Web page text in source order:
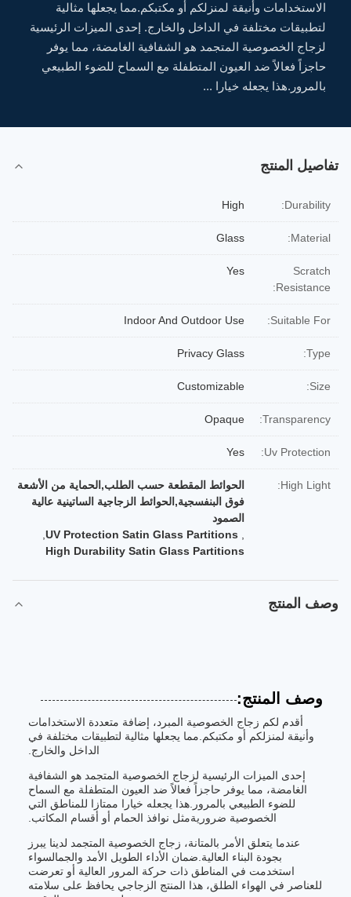
الاستخدامات وأنيقة لمنزلكم أو مكتبكم.مما يجعلها مثالية
لتطبيقات مختلفة في الداخل والخارج. إحدى الميزات الرئيسية
لزجاج الخصوصية المتجمد هو الشفافية الغامضة، مما يوفر
حاجزاً فعالاً ضد العيون المتطفلة مع السماح للضوء الطبيعي
بالمرور.هذا يجعله خيارا ...
تفاصيل المنتج
Durability:
High
Material:
Glass
Scratch
Resistance:
Yes
Suitable For:
Indoor And Outdoor Use
Type:
Privacy Glass
Size:
Customizable
Transparency:
Opaque
Uv Protection:
Yes
High Light:
الحوائط المقطعة حسب الطلب,الحماية من الأشعة
فوق البنفسجية,الحوائط الزجاجية الساتينية عالية
الصمود
UV Protection Satin Glass Partitions
High Durability Satin Glass Partitions
وصف المنتج
وصف المنتج:
أقدم لكم زجاج الخصوصية المبرد، إضافة متعددة الاستخدامات
وأنيقة لمنزلكم أو مكتبكم.مما يجعلها مثالية لتطبيقات مختلفة في
الداخل والخارج.
إحدى الميزات الرئيسية لزجاج الخصوصية المتجمد هو الشفافية
الغامضة، مما يوفر حاجزاً فعالاً ضد العيون المتطفلة مع السماح
للضوء الطبيعي بالمرور.هذا يجعله خيارا ممتازا للمناطق التي
الخصوصية ضروريةمثل نوافذ الحمام أو أقسام المكاتب.
عندما يتعلق الأمر بالمتانة، زجاج الخصوصية المتجمد لدينا يبرز
بجودة البناء العالية.ضمان الأداء الطويل الأمد والجمالسواء
استخدمت في المناطق ذات حركة المرور العالية أو تعرضت
للعناصر في الهواء الطلق، هذا المنتج الزجاجي يحافظ على سلامته